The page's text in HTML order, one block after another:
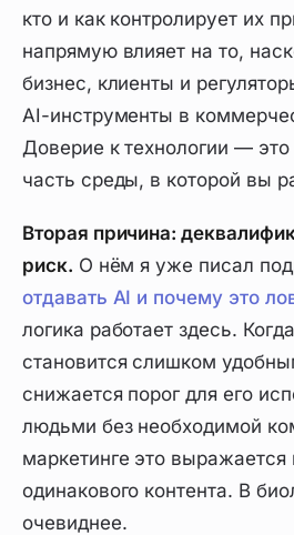
кто и как контролирует их
напрямую влияет на то,
бизнес, клиенты и
AI-инструменты в
Доверие к технологии — это
часть среды, в которой вы
Вторая причина:
риск. О нём я уже писал
отдавать AI и почему это
логика работает здесь.
становится слишком
снижается порог для его
людьми без необходимой
маркетинге это выражается
одинакового контента. В
очевиднее.